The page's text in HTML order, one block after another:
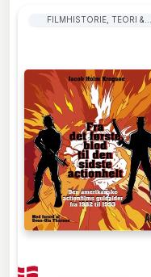
FILMHISTORIE, TEORI &